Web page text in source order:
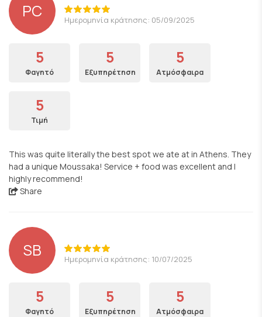
PC Ημερομηνία κράτησης: 05/09/2025
5
Φαγητό
5
Εξυπηρέτηση
5
Ατμόσφαιρα
5
Τιμή
This was quite literally the best spot we ate at in Athens. They
had a unique Moussaka! Service + food was excellent and I
highly recommend!
Share
SB Ημερομηνία κράτησης: 10/07/2025
5
Φαγητό
5
Εξυπηρέτηση
5
Ατμόσφαιρα